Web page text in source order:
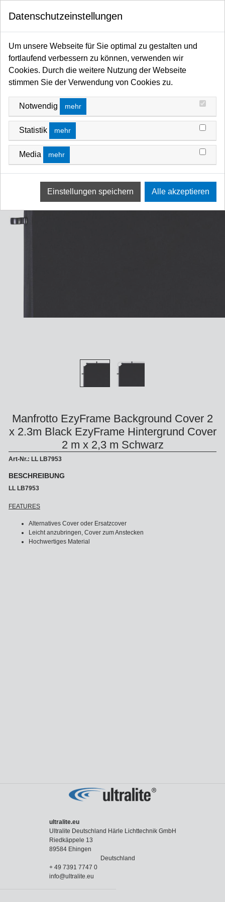
Startseite
Reflektoren / Softboxen
Hintergrund Foto allgemein
Hintergründe - faltbar/Textil/Vinyl
Manfrotto EzyFrame Background Cover 2
x 2.3m Black EzyFrame Hintergrund Cover
2 m x 2,3 m Schwarz
Art-Nr.: LL LB7953
BESCHREIBUNG
LL LB7953
FEATURES
Alternatives Cover oder Ersatzcover
Leicht anzubringen, Cover zum Anstecken
Hochwertiges Material
ultralite.eu
Ultralite Deutschland Härle Lichttechnik GmbH
Riedkäppele 13
89584 Ehingen
Deutschland
+ 49 7391 7747 0
info@ultralite.eu
Datenschutzeinstellungen
Um unsere Webseite für Sie optimal zu gestalten und
fortlaufend verbessern zu können, verwenden wir
Cookies. Durch die weitere Nutzung der Webseite
stimmen Sie der Verwendung von Cookies zu.
Notwendig mehr
Statistik mehr
Media mehr